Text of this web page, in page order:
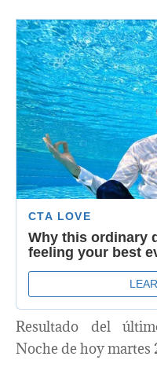
Resultado del
Noche de hoy martes